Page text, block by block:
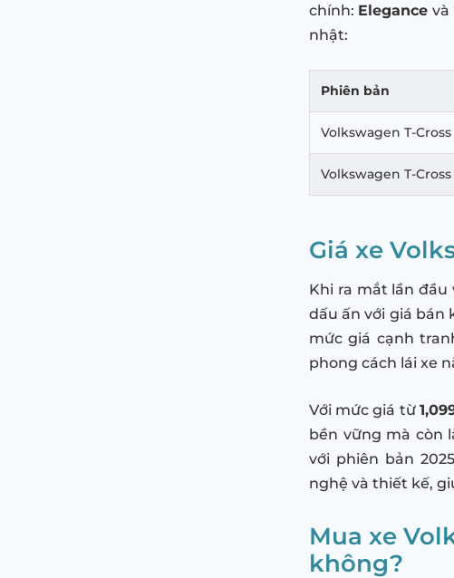
chính: Elegance và
nhật:
Phiên bản
Volkswagen T-
Volkswagen T-
Giá xe
Khi ra mắt lần đầu
dấu ấn với giá bán
mức giá cạnh
phong cách lái xe
Với mức giá từ
bền vững mà còn
với phiên bản
nghệ và thiết kế,
Mua xe
không?